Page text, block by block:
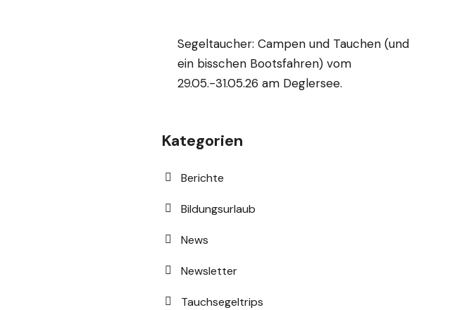
Segeltaucher: Campen und Tauchen (und
ein bisschen Bootsfahren) vom
29.05.-31.05.26 am Deglersee.
Kategorien
Berichte
Bildungsurlaub
News
Newsletter
Tauchsegeltrips